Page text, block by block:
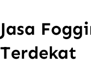
Jasa
Terdekat